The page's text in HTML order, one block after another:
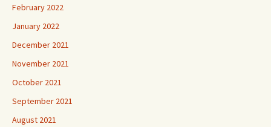
February 2022
January 2022
December 2021
November 2021
October 2021
September 2021
August 2021